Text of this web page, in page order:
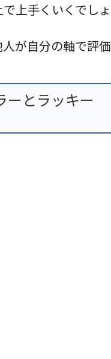
上手くいくでしょ
が自分の軸で評価
ーとラッキー